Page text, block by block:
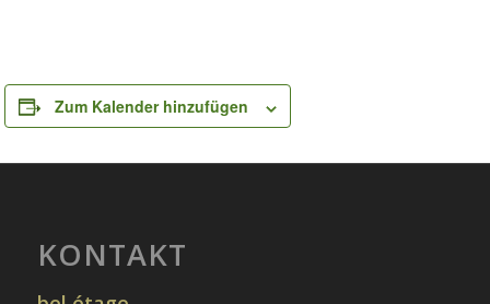
Zum Kalender hinzufügen
KONTAKT